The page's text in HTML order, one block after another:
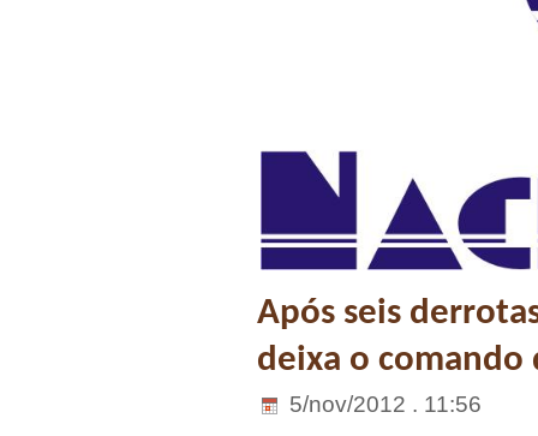
Após seis
deixa o comando
5/nov/2012 . 11:56